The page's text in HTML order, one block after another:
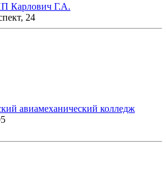
Карлович Г.А.
24
авиамеханический колледж